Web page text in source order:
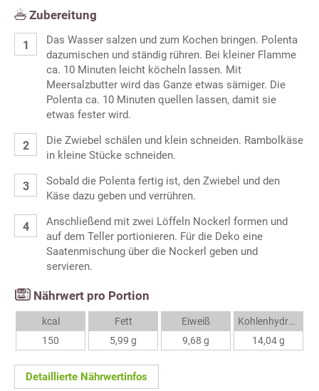
Zubereitung
Das Wasser salzen und zum Kochen bringen. Polenta
dazumischen und ständig rühren. Bei kleiner Flamme
ca. 10 Minuten leicht köcheln lassen. Mit
Meersalzbutter wird das Ganze etwas sämiger. Die
Polenta ca. 10 Minuten quellen lassen, damit sie
etwas fester wird.
Die Zwiebel schälen und klein schneiden. Rambolkäse
in kleine Stücke schneiden.
Sobald die Polenta fertig ist, den Zwiebel und den
Käse dazu geben und verrühren.
Anschließend mit zwei Löffeln Nockerl formen und
auf dem Teller portionieren. Für die Deko eine
Saatenmischung über die Nockerl geben und
servieren.
Nährwert pro Portion
kcal
150
Fett
5,99 g
Eiweiß
9,68 g
Kohlenhydrate
14,04 g
Detaillierte Nährwertinfos